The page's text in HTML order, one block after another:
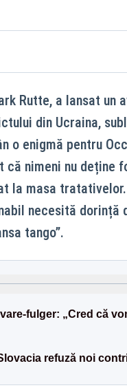
Rutte, a lansat
din Ucraina,
o enigmă pentru
nimeni nu deține
la masa
necesită dorință
tango”.
fulger: „Cred că
refuză noi